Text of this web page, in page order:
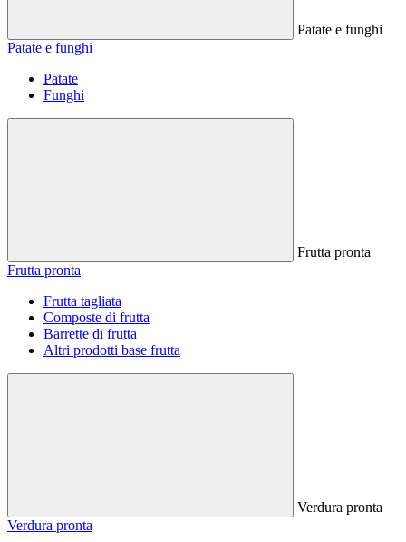
Patate e funghi
Patate e funghi
Patate
Funghi
Frutta pronta
Frutta pronta
Frutta tagliata
Composte di frutta
Barrette di frutta
Altri prodotti base frutta
Verdura pronta
Verdura pronta